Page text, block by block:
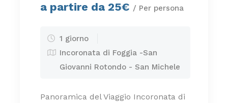
a partire da 25€ / Per persona
1 giorno
Incoronata di Foggia -San
Giovanni Rotondo - San Michele
Panoramica del Viaggio Incoronata di